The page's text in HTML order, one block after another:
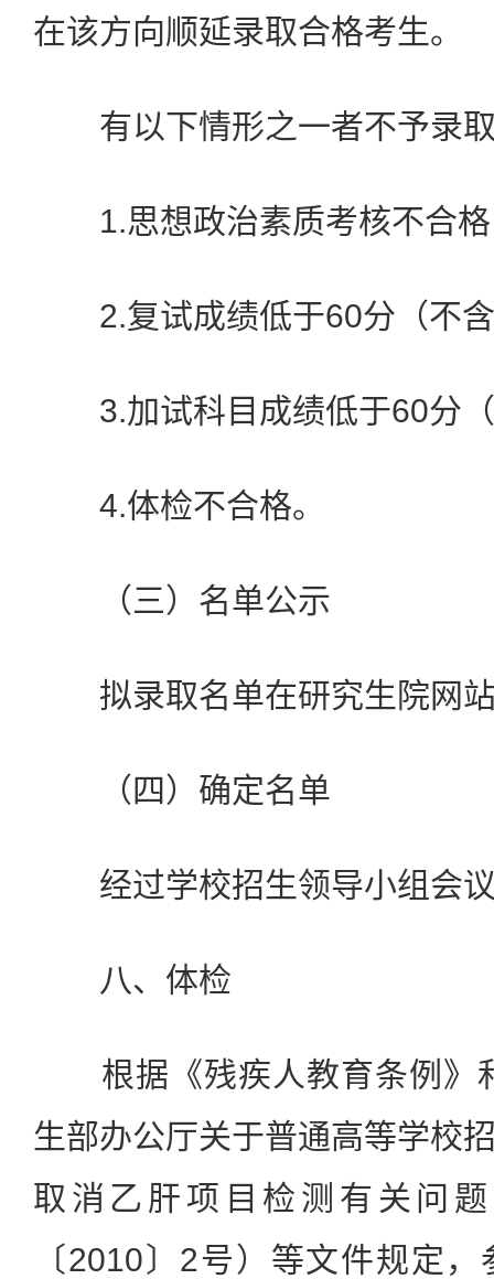
在该方向顺延录取合格考生。
有以下情形之一者不予录
1.思想政治素质考核不合
2.复试成绩低于60分（不含
3.加试科目成绩低于60分（
4.体检不合格。
（三）名单公示
拟录取名单在研究生院网站
（四）确定名单
经过学校招生领导小组会议
八、体检
根据《残疾人教育条例》
生部办公厅关于普通高等学校
取消乙肝项目检测有关问
〔2010〕2号）等文件规定